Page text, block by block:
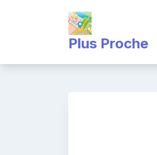
Plus Proche